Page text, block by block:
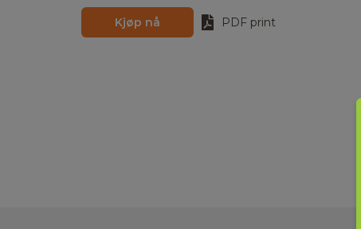
Kjøp nå PDF print